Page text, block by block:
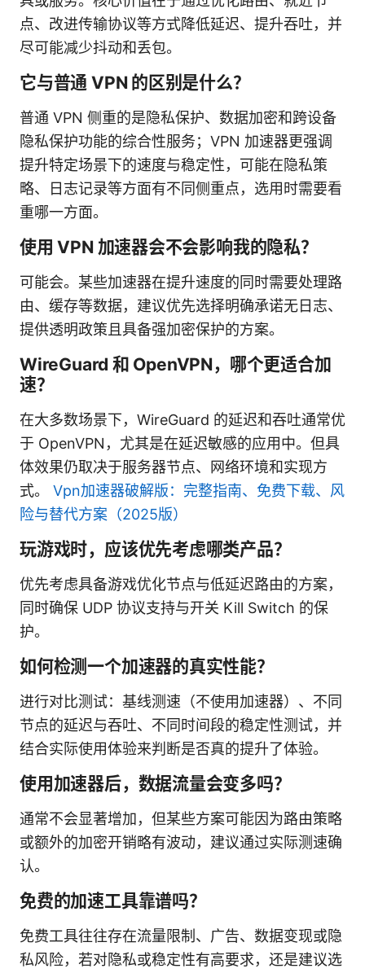
点、改进传输协议等方式降低延迟、提升吞吐，并
尽可能减少抖动和丢包。
它与普通 VPN 的区别是什么？
普通 VPN 侧重的是隐私保护、数据加密和跨设备
隐私保护功能的综合性服务；VPN 加速器更强调
提升特定场景下的速度与稳定性，可能在隐私策
略、日志记录等方面有不同侧重点，选用时需要看
重哪一方面。
使用 VPN 加速器会不会影响我的隐私？
可能会。某些加速器在提升速度的同时需要处理路
由、缓存等数据，建议优先选择明确承诺无日志、
提供透明政策且具备强加密保护的方案。
WireGuard 和 OpenVPN，哪个更适合加
速？
在大多数场景下，WireGuard 的延迟和吞吐通常优
于 OpenVPN，尤其是在延迟敏感的应用中。但具
体效果仍取决于服务器节点、网络环境和实现方
式。 Vpn加速器破解版：完整指南、免费下载、风
险与替代方案（2025版）
玩游戏时，应该优先考虑哪类产品？
优先考虑具备游戏优化节点与低延迟路由的方案，
同时确保 UDP 协议支持与开关 Kill Switch 的保
护。
如何检测一个加速器的真实性能？
进行对比测试：基线测速（不使用加速器）、不同
节点的延迟与吞吐、不同时间段的稳定性测试，并
结合实际使用体验来判断是否真的提升了体验。
使用加速器后，数据流量会变多吗？
通常不会显著增加，但某些方案可能因为路由策略
或额外的加密开销略有波动，建议通过实际测速确
认。
免费的加速工具靠谱吗？
免费工具往往存在流量限制、广告、数据变现或隐
私风险，若对隐私或稳定性有高要求，还是建议选